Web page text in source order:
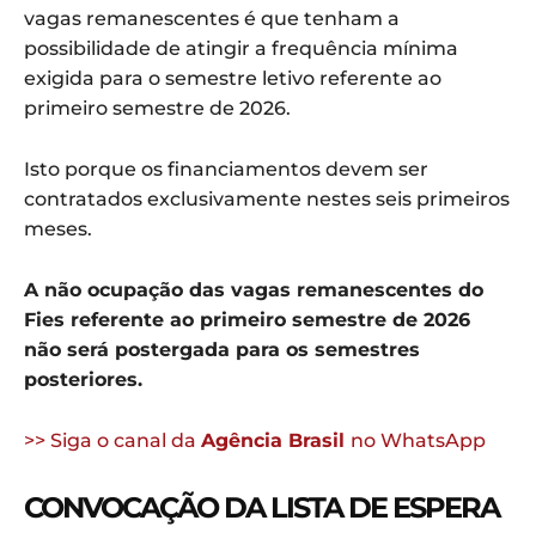
vagas remanescentes é que tenham a
possibilidade de atingir a frequência mínima
exigida para o semestre letivo referente ao
primeiro semestre de 2026.
Isto porque os financiamentos devem ser
contratados exclusivamente nestes seis primeiros
meses.
A não ocupação das vagas remanescentes do
Fies referente ao primeiro semestre de 2026
não será postergada para os semestres
posteriores.
>> Siga o canal da Agência Brasil no WhatsApp
CONVOCAÇÃO DA LISTA DE ESPERA